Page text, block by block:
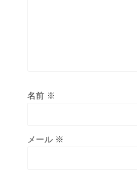
名前 ※
メール ※